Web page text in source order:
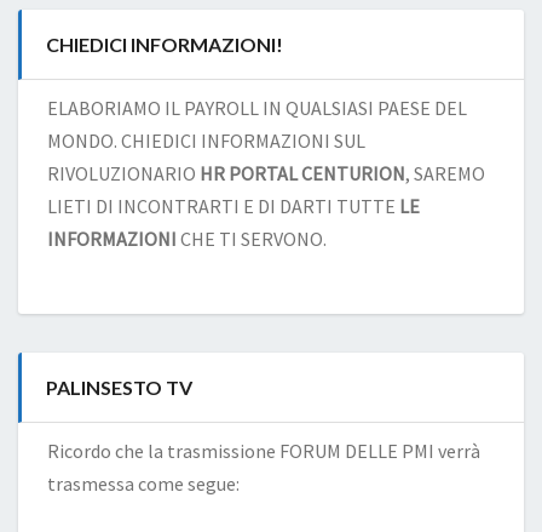
CHIEDICI INFORMAZIONI!
ELABORIAMO IL PAYROLL IN QUALSIASI PAESE DEL
MONDO. CHIEDICI INFORMAZIONI SUL
RIVOLUZIONARIO HR PORTAL CENTURION, SAREMO
LIETI DI INCONTRARTI E DI DARTI TUTTE LE
INFORMAZIONI CHE TI SERVONO.
PALINSESTO TV
Ricordo che la trasmissione FORUM DELLE PMI verrà
trasmessa come segue: